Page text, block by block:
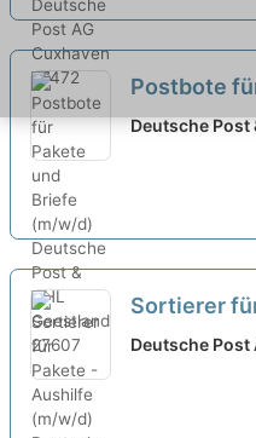
Postbote
(m/w/d) neu
Deutsche Post
Sortierer
(m/w/d) neu
Deutsche Post